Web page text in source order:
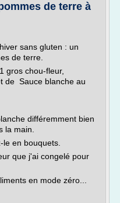
de terre à
sans gluten : un
de terre.
gros chou-fleur,
de Sauce blanche au
différemment bien
la main.
en bouquets.
que j'ai congelé pour
en mode zéro...